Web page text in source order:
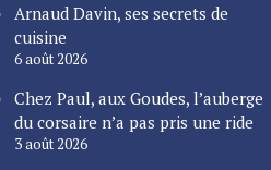
Arnaud Davin, ses secrets de
cuisine
6 août 2026
Chez Paul, aux Goudes, l’auberge
du corsaire n’a pas pris une ride
3 août 2026